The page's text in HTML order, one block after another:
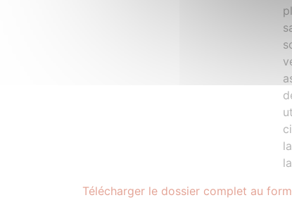
Télécharger le dossier complet au